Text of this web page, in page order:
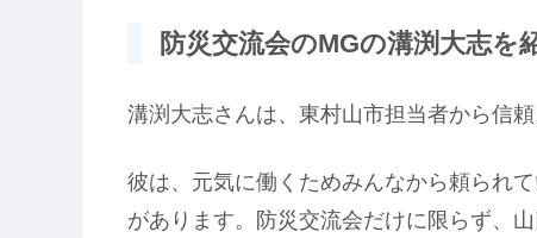
防災交流会のMGの溝渕大志を
溝渕大志さんは、東村山市担当者から信頼
彼は、元気に働くためみんなから頼られ
があります。防災交流会だけに限らず、